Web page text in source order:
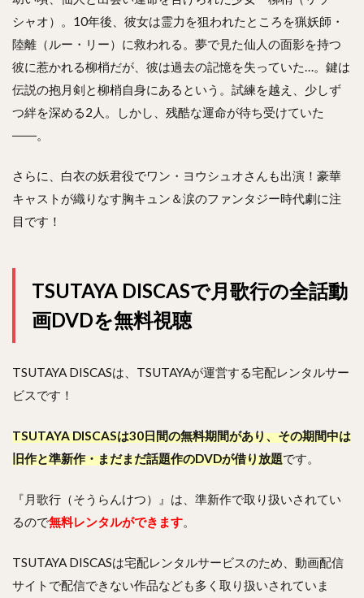
シャオ）。10年後、彼女は霊力を狙われたところを猟妖師・
陸離（ルー・リー）に救われる。夢で見た仙人の面影を持つ
彼に惹かれる柳梢だが、彼は過去の記憶を失っていた…。鍵は
伝説の抱月剣と柳梢自身にあるという。試練を越え、少しず
つ絆を深める2人。しかし、残酷な運命が待ち受けていた
――。
さらに、白衣の妖君役でワン・ヨウシュオさんも出演！豪華
キャストが織りなす胸キュン＆涙のファンタジー時代劇に注
目です！
TSUTAYA DISCASで月歌行の全話動
画DVDを無料視聴
TSUTAYA DISCASは、TSUTAYAが運営する宅配レンタルサー
ビスです！
TSUTAYA DISCASは30日間の無料期間があり、その期間中は
旧作と準新作・まだまだ話題作のDVDが借り放題です。
『月歌行（そうらんけつ）』は、準新作で取り扱いされてい
るので無料レンタルができます。
TSUTAYA DISCASは宅配レンタルサービスのため、動画配信
サイトで配信できない作品なども多く取り扱いされていま